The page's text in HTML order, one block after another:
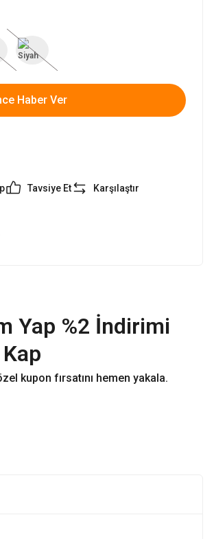
Haber Ver
Tavsiye Et Karşılaştır
Yap %2 İndirimi
Kap
kupon fırsatını hemen yakala.